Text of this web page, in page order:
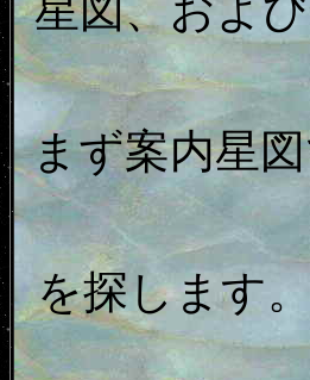
星図、およ
まず案内星
を探します